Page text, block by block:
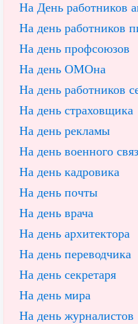
На День работников
На день работников
На день профсоюзов
На день ОМОна
На день работников
На день страховщика
На день рекламы
На день военного
На день кадровика
На день почты
На день врача
На день архитектора
На день переводчика
На день секретаря
На день мира
На день журналистов